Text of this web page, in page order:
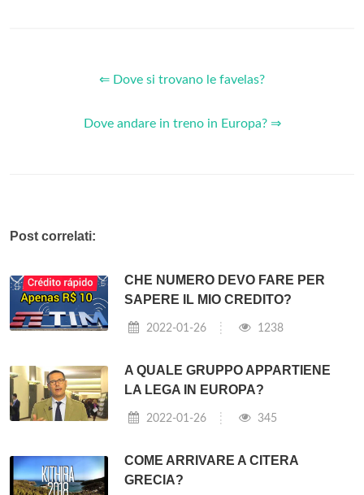
⇐ Dove si trovano le favelas?
Dove andare in treno in Europa? ⇒
Post correlati:
CHE NUMERO DEVO FARE PER
SAPERE IL MIO CREDITO?
2022-01-26 1238
A QUALE GRUPPO APPARTIENE
LA LEGA IN EUROPA?
2022-01-26 345
COME ARRIVARE A CITERA
GRECIA?